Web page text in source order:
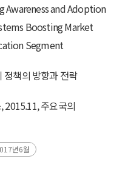
Awareness and Adoption
Boosting Market
Segment
정책의 방향과 전략
2015.11, 주요국의
년6월